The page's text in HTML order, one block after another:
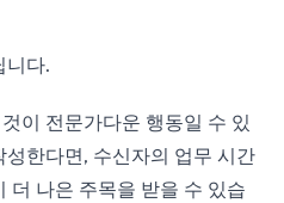
니다.
이 전문가다운 행동일 수 있
한다면, 수신자의 업무 시간
더 나은 주목을 받을 수 있습